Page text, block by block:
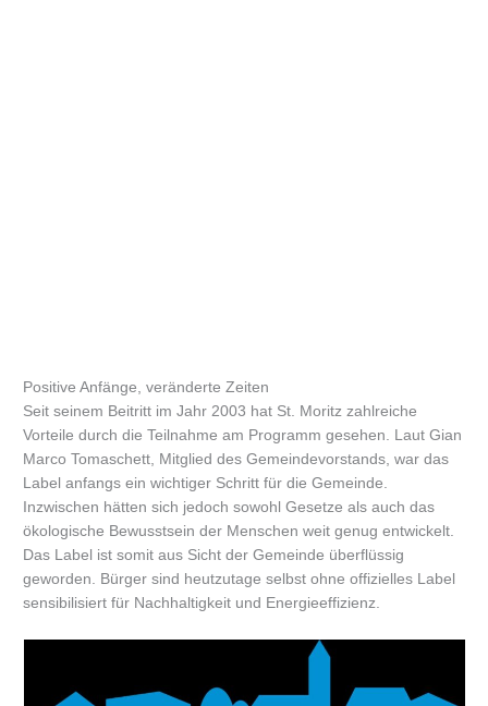
Positive Anfänge, veränderte Zeiten
Seit seinem Beitritt im Jahr 2003 hat St. Moritz zahlreiche
Vorteile durch die Teilnahme am Programm gesehen. Laut Gian
Marco Tomaschett, Mitglied des Gemeindevorstands, war das
Label anfangs ein wichtiger Schritt für die Gemeinde.
Inzwischen hätten sich jedoch sowohl Gesetze als auch das
ökologische Bewusstsein der Menschen weit genug entwickelt.
Das Label ist somit aus Sicht der Gemeinde überflüssig
geworden. Bürger sind heutzutage selbst ohne offizielles Label
sensibilisiert für Nachhaltigkeit und Energieeffizienz.